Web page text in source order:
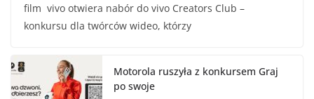
film vivo otwiera nabór do vivo Creators Club –
konkursu dla twórców wideo, którzy
Motorola ruszyła z konkursem Graj
po swoje